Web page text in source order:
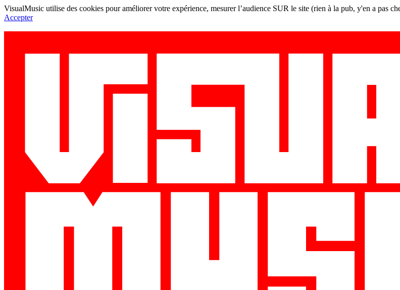
VisualMusic utilise des cookies pour améliorer votre expérience, mesurer l’audience SUR le site (rien à la pub, y'en a pas
Accepter